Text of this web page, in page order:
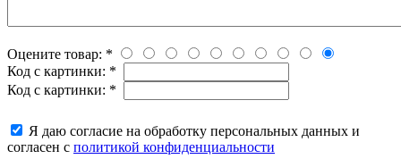
Оцените товар: *
Код с картинки: *
Код с картинки: *
Я даю согласие на обработку персональных данных и
согласен с политикой конфиденциальности